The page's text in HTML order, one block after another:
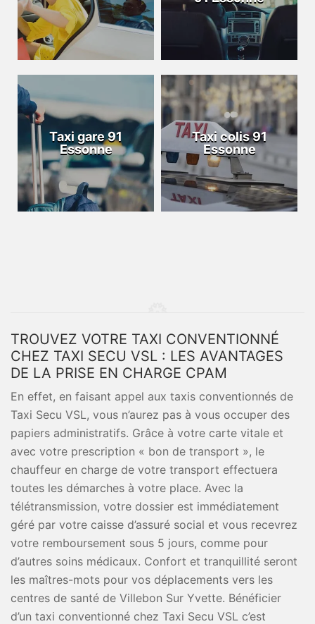
Taxi gare 91
Essonne
Taxi colis 91
Essonne
TROUVEZ VOTRE TAXI CONVENTIONNÉ
CHEZ TAXI SECU VSL : LES AVANTAGES
DE LA PRISE EN CHARGE CPAM
En effet, en faisant appel aux taxis conventionnés de
Taxi Secu VSL, vous n’aurez pas à vous occuper des
papiers administratifs. Grâce à votre carte vitale et
avec votre prescription « bon de transport », le
chauffeur en charge de votre transport effectuera
toutes les démarches à votre place. Avec la
télétransmission, votre dossier est immédiatement
géré par votre caisse d’assuré social et vous recevrez
votre remboursement sous 5 jours, comme pour
d’autres soins médicaux. Confort et tranquillité seront
les maîtres-mots pour vos déplacements vers les
centres de santé de Villebon Sur Yvette. Bénéficier
d’un taxi conventionné chez Taxi Secu VSL c’est